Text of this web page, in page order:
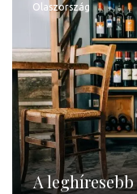
Olaszország
A